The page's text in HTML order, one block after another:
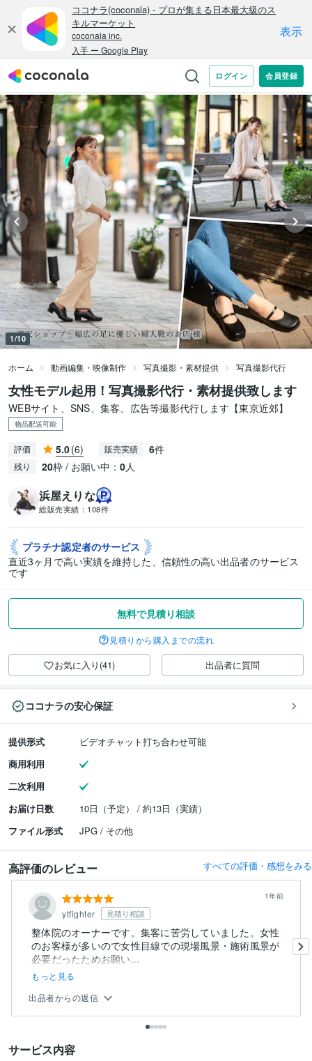
1/10
ホーム 動画編集・映像制作 写真撮影・素材提供 写真撮影代行
女性モデル起用！写真撮影代行・素材提供致します
WEBサイト、SNS、集客、広告等撮影代行します【東京近郊】
物品配送可能
評価 5.0(6) 販売実績 6件
残り 20枠 / お願い中： 0人
浜屋えりな
総販売実績： 108件
プラチナ認定者のサービス
直近3ヶ月で高い実績を維持した、信頼性の高い出品者のサービス
です
無料で見積り相談
見積りから購入までの流れ
お気に入り(41) 出品者に質問
ココナラの安心保証
提供形式
ビデオチャット打ち合わせ可能
商用利用
二次利用
お届け日数
10日（予定） / 約13日（実績）
ファイル形式
JPG / その他
高評価のレビュー すべての評価・感想をみる
ytfighter 見積り相談
1年前
整体院のオーナーです。集客に苦労していました。女性
のお客様が多いので女性目線での現場風景・施術風景が
必要だったためお願い...
もっと見る
出品者からの返信
サービス内容